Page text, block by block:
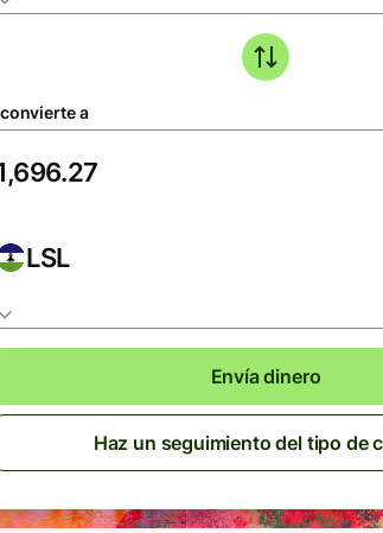
a
LSL
Envía dinero
Haz un seguimiento del tipo de